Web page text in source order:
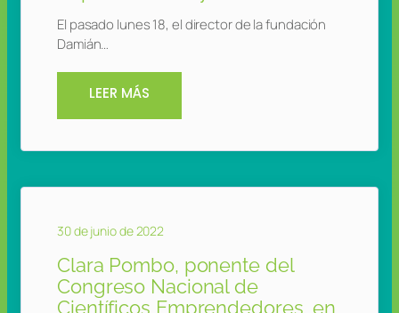
El pasado lunes 18, el director de la fundación
Damián…
LEER MÁS
30 de junio de 2022
Clara Pombo, ponente del
Congreso Nacional de
Científicos Emprendedores, en